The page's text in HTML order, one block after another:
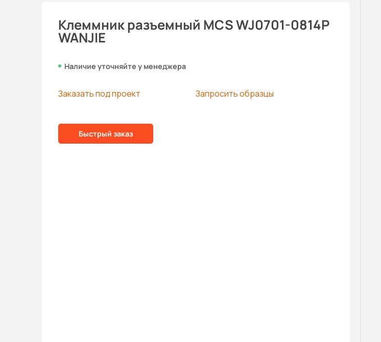
Клеммник разъемный MCS WJ0701-0814P
WANJIE
Наличие уточняйте у менеджера
Заказать под проект Запросить образцы
Быстрый заказ